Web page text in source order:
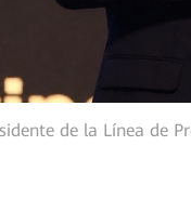
de la Línea de